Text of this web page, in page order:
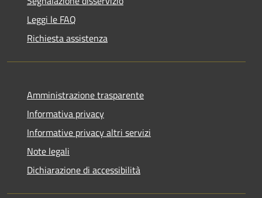
Leggi le FAQ
Richiesta assistenza
Amministrazione trasparente
Informativa privacy
Informative privacy altri servizi
Note legali
Dichiarazione di accessibilità